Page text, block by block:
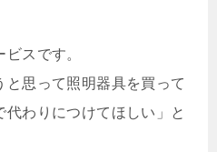
スです。
思って照明器具を買って
わりにつけてほしい」と